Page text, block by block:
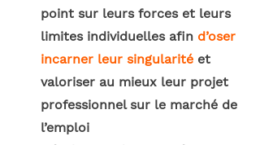
point sur leurs forces et leurs
limites individuelles afin d’oser
incarner leur singularité et
valoriser au mieux leur projet
professionnel sur le marché de
l’emploi